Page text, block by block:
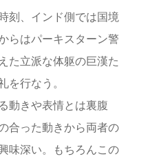
刻、インド側では国境
らはパーキスターン警
た立派な体躯の巨漢た
を行なう。
動きや表情とは裏腹
合った動きから両者の
味深い。もちろんこの